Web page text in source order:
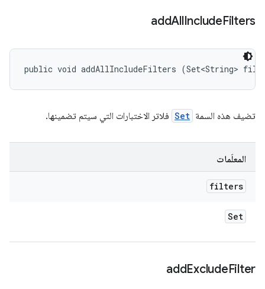
addAllIncludeFilters
public void addAllIncludeFilters (Set<String>
تضيف هذه السمة Set فلاتر الاختبارات التي سيتم تضمينها.
المعلَمات
filters
Set
addExcludeFilter